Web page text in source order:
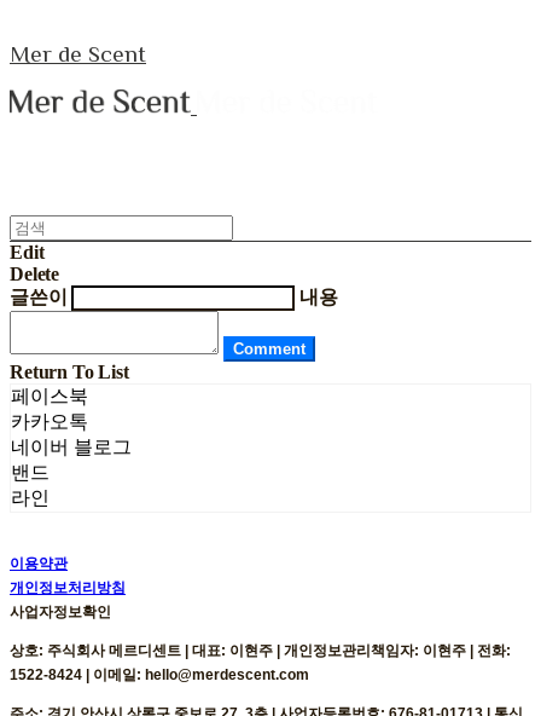
Mer de Scent
Edit
Delete
글쓴이
내용
Comment
Return To List
페이스북
카카오톡
네이버 블로그
밴드
라인
이용약관
개인정보처리방침
사업자정보확인
상호: 주식회사 메르디센트 | 대표: 이현주 | 개인정보관리책임자: 이현주 | 전화:
1522-8424 | 이메일: hello@merdescent.com